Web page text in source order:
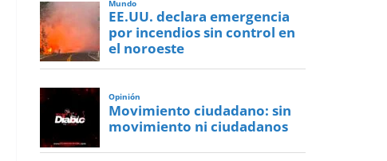
Mundo
EE.UU. declara emergencia
por incendios sin control en
el noroeste
Opinión
Movimiento ciudadano: sin
movimiento ni ciudadanos